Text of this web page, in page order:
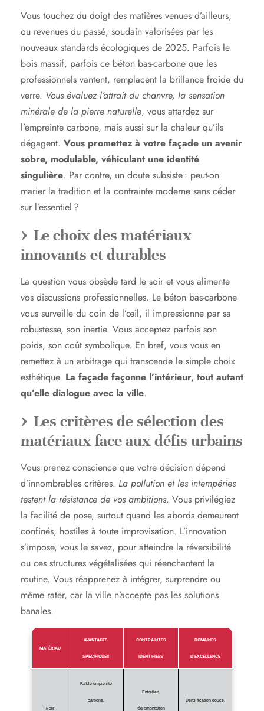
Vous touchez du doigt des matières venues d’ailleurs,
ou revenues du passé, soudain valorisées par les
nouveaux standards écologiques de 2025. Parfois le
bois massif, parfois ce béton bas-carbone que les
professionnels vantent, remplacent la brillance froide du
verre. Vous évaluez l’attrait du chanvre, la sensation
minérale de la pierre naturelle, vous attardez sur
l’empreinte carbone, mais aussi sur la chaleur qu’ils
dégagent. Vous promettez à votre façade un avenir
sobre, modulable, véhiculant une identité
singulière. Par contre, un doute subsiste : peut-on
marier la tradition et la contrainte moderne sans céder
sur l’essentiel ?
Le choix des matériaux
innovants et durables
La question vous obsède tard le soir et vous alimente
vos discussions professionnelles. Le béton bas-carbone
vous surveille du coin de l’œil, il impressionne par sa
robustesse, son inertie. Vous acceptez parfois son
poids, son coût symbolique. En bref, vous vous en
remettez à un arbitrage qui transcende le simple choix
esthétique. La façade façonne l’intérieur, tout autant
qu’elle dialogue avec la ville.
Les critères de sélection des
matériaux face aux défis urbains
Vous prenez conscience que votre décision dépend
d’innombrables critères. La pollution et les intempéries
testent la résistance de vos ambitions. Vous privilégiez
la facilité de pose, surtout quand les abords demeurent
confinés, hostiles à toute improvisation. L’innovation
s’impose, vous le savez, pour atteindre la réversibilité
ou ces structures végétalisées qui réenchantent la
routine. Vous réapprenez à intégrer, surprendre ou
même rater, car la ville n’accepte pas les solutions
banales.
MATÉRIAU
AVANTAGES
SPÉCIFIQUES
CONTRAINTES
IDENTIFIÉES
DOMAINES
D’EXCELLENCE
Bois
Faible empreinte
carbone,
Entretien,
réglementation
Densification douce,